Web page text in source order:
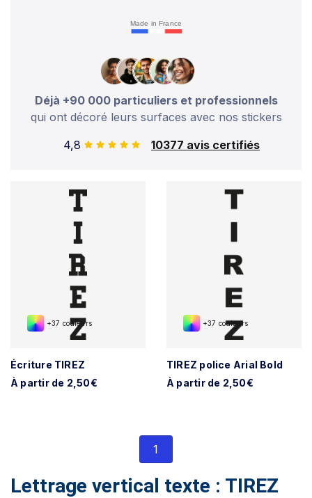
Made in France
Déjà +90 000 particuliers et professionnels
qui ont décoré leurs surfaces avec nos stickers
4,8
10377 avis certifiés
+37 couleurs
Écriture TIREZ
À partir de 2,50€
+37 couleurs
TIREZ police Arial Bold
À partir de 2,50€
1
Lettrage vertical texte : TIREZ